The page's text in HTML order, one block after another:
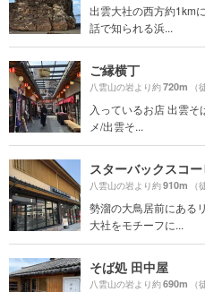
出雲大社の西方約1km
話で知られる浜...
ご縁横丁
八雲山の岩より約720m （
入っているお店 出雲
メ/出雲そ...
八雲山の岩より約910m （
勢溜の大鳥居前にある
大社をモチーフに...
そば処 田中屋
八雲山の岩より約690m （